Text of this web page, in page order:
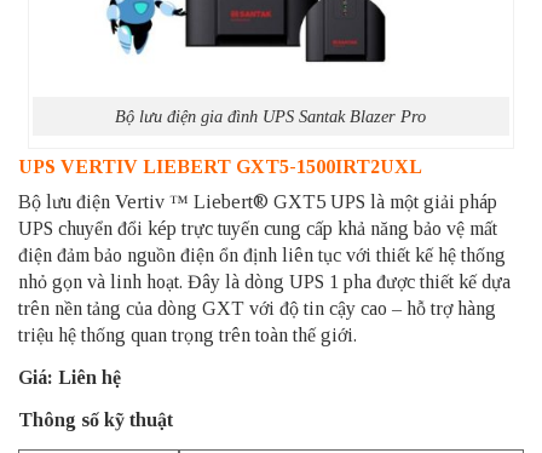
Bộ lưu điện gia đình UPS Santak Blazer Pro
UPS VERTIV LIEBERT GXT5-1500IRT2UXL
Bộ lưu điện Vertiv ™ Liebert® GXT5 UPS là một giải pháp
UPS chuyển đổi kép trực tuyến cung cấp khả năng bảo vệ mất
điện đảm bảo nguồn điện ổn định liên tục với thiết kế hệ thống
nhỏ gọn và linh hoạt. Đây là dòng UPS 1 pha được thiết kế dựa
trên nền tảng của dòng GXT với độ tin cậy cao – hỗ trợ hàng
triệu hệ thống quan trọng trên toàn thế giới.
Giá: Liên hệ
Thông số kỹ thuật